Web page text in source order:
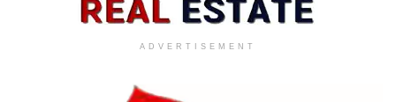
ADVERTISEMENT